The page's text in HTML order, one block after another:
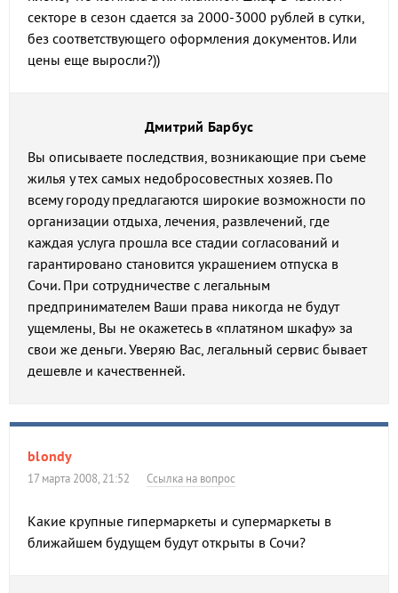
секторе в сезон сдается за 2000-3000 рублей в сутки,
без соответствующего оформления документов. Или
цены еще выросли?))
Дмитрий Барбус
Вы описываете последствия, возникающие при съеме
жилья у тех самых недобросовестных хозяев. По
всему городу предлагаются широкие возможности по
организации отдыха, лечения, развлечений, где
каждая услуга прошла все стадии согласований и
гарантировано становится украшением отпуска в
Сочи. При сотрудничестве с легальным
предпринимателем Ваши права никогда не будут
ущемлены, Вы не окажетесь в «платяном шкафу» за
свои же деньги. Уверяю Вас, легальный сервис бывает
дешевле и качественней.
blondy
17 марта 2008, 21:52 Ссылка на вопрос
Какие крупные гипермаркеты и супермаркеты в
ближайшем будущем будут открыты в Сочи?